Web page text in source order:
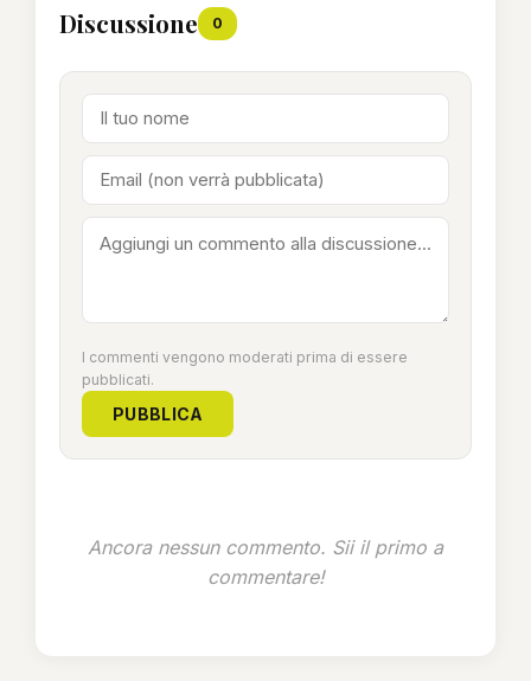
Discussione 0
I commenti vengono moderati prima di essere
pubblicati.
PUBBLICA
Ancora nessun commento. Sii il primo a
commentare!